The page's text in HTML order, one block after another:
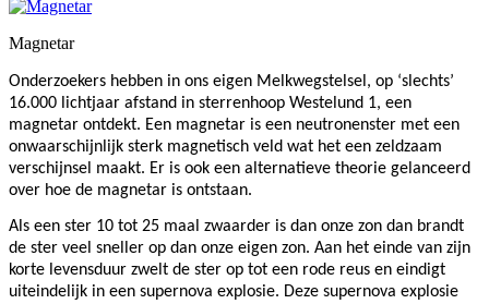
Magnetar
Onderzoekers hebben in ons eigen Melkwegstelsel, op ‘slechts’
16.000 lichtjaar afstand in sterrenhoop Westelund 1, een
magnetar ontdekt. Een magnetar is een neutronenster met een
onwaarschijnlijk sterk magnetisch veld wat het een zeldzaam
verschijnsel maakt. Er is ook een alternatieve theorie gelanceerd
over hoe de magnetar is ontstaan.
Als een ster 10 tot 25 maal zwaarder is dan onze zon dan brandt
de ster veel sneller op dan onze eigen zon. Aan het einde van zijn
korte levensduur zwelt de ster op tot een rode reus en eindigt
uiteindelijk in een supernova explosie. Deze supernova explosie